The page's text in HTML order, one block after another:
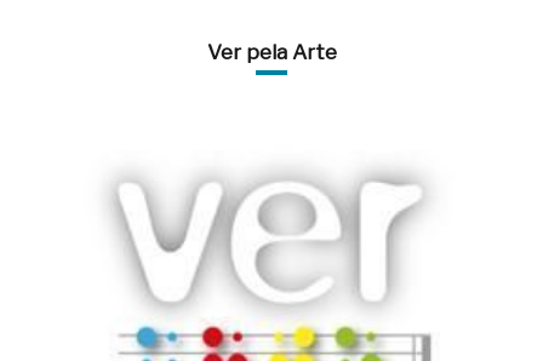
Ver pela Arte